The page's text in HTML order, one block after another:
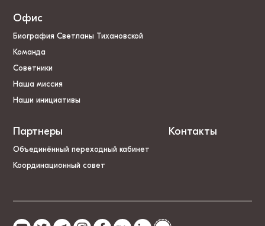
Офис
Биография Светланы Тихановской
Команда
Советники
Наша миссия
Наши инициативы
Партнеры
Объединённый переходный кабинет
Координационный совет
Контакты